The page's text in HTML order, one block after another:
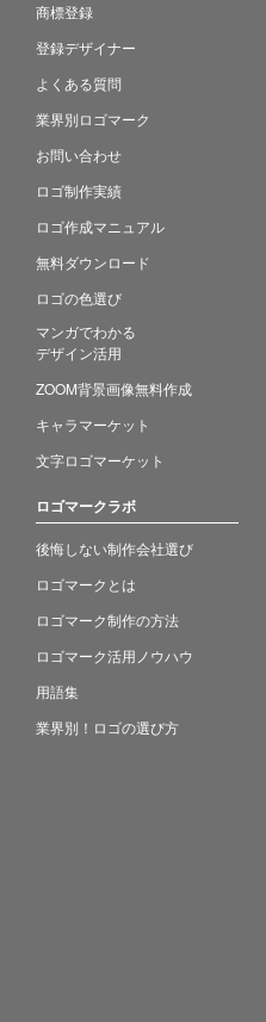
商標登録
登録デザイナー
よくある質問
業界別ロゴマーク
お問い合わせ
ロゴ制作実績
ロゴ作成マニュアル
無料ダウンロード
ロゴの色選び
マンガでわかる
デザイン活用
ZOOM背景画像無料作成
キャラマーケット
文字ロゴマーケット
ロゴマークラボ
後悔しない制作会社選び
ロゴマークとは
ロゴマーク制作の方法
ロゴマーク活用ノウハウ
用語集
業界別！ロゴの選び方